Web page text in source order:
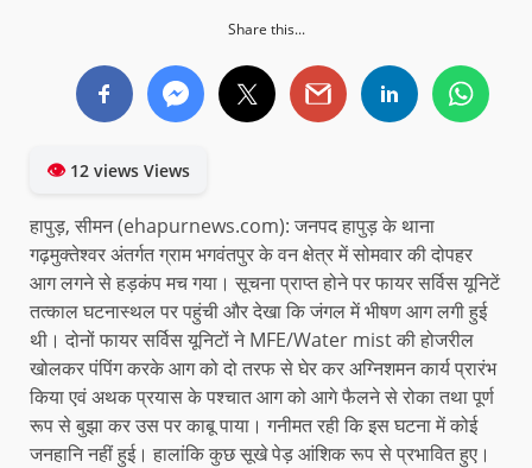
Share this...
👁12 views Views
हापुड़, सीमन (ehapurnews.com): जनपद हापुड़ के थाना
गढ़मुक्तेश्वर अंतर्गत ग्राम भगवंतपुर के वन क्षेत्र में सोमवार की दोपहर
आग लगने से हड़कंप मच गया। सूचना प्राप्त होने पर फायर सर्विस यूनिटें
तत्काल घटनास्थल पर पहुंची और देखा कि जंगल में भीषण आग लगी हुई
थी। दोनों फायर सर्विस यूनिटों ने MFE/Water mist की होजरील
खोलकर पंपिंग करके आग को दो तरफ से घेर कर अग्निशमन कार्य प्रारंभ
किया एवं अथक प्रयास के पश्चात आग को आगे फैलने से रोका तथा पूर्ण
रूप से बुझा कर उस पर काबू पाया। गनीमत रही कि इस घटना में कोई
जनहानि नहीं हुई। हालांकि कुछ सूखे पेड़ आंशिक रूप से प्रभावित हुए।